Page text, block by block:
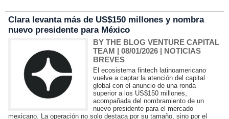
Clara levanta más de US$150 millones y nombra
nuevo presidente para México
BY THE BLOG VENTURE CAPITAL
TEAM | 08/01/2026 | NOTICIAS
BREVES
El ecosistema fintech latinoamericano
vuelve a captar la atención del capital
global con el anuncio de una ronda
superior a los US$150 millones,
acompañada del nombramiento de un
nuevo presidente para el mercado
mexicano. La operación no solo destaca por su tamaño, sino por el